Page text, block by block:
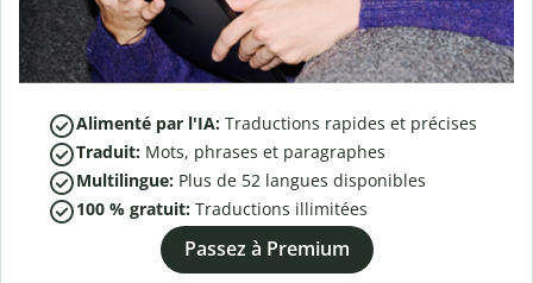
Alimenté par l'IA: Traductions rapides et précises
Traduit: Mots, phrases et paragraphes
Multilingue: Plus de 52 langues disponibles
100 % gratuit: Traductions illimitées
Passez à Premium